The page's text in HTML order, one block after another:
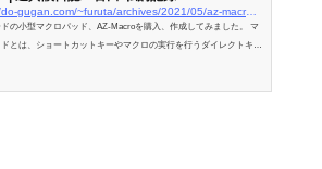
https://do-gugan.com/~furuta/archives/2021/05/az-macro_1.html
ドの小型マクロパッド、AZ-Macroを購入、作成してみました。 マ
ドとは、ショートカットキーやマクロの実行を行うダイレクトキー